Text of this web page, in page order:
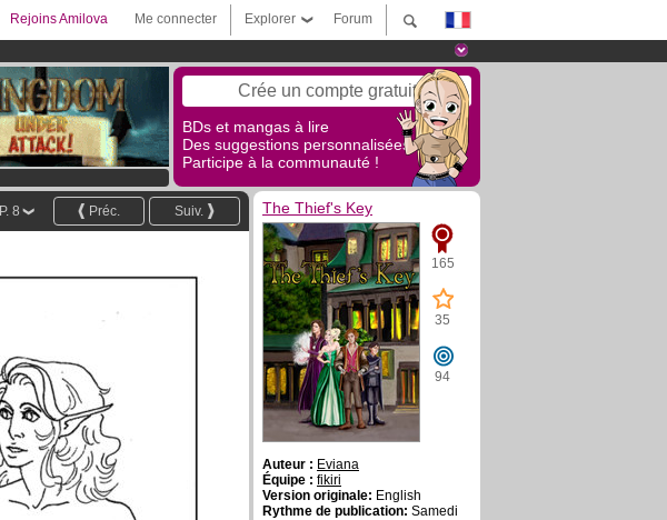
Forum
Explorer
Me connecter
Rejoins Amilova
Crée un compte gratuit
BDs et mangas à lire
Des suggestions personnalisées !
Participe à la communauté !
Suiv.
Préc.
P. 8 The Thief's Key
165
35
94
Auteur : Eviana
Équipe : fikiri
Version originale: English
Rythme de publication: Samedi